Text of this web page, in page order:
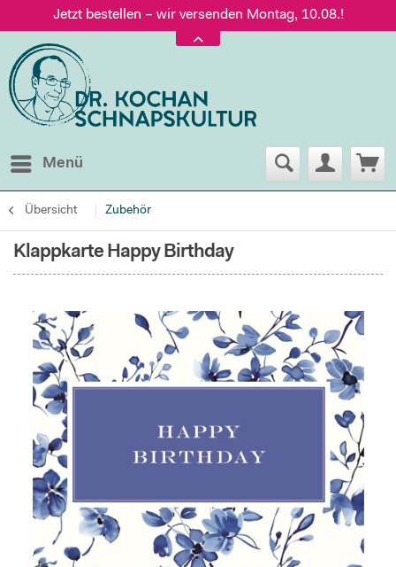
Jetzt bestellen – wir versenden Montag, 10.08.!
Versand nur 5,60 €, gratis ab 95 € Warenwert
Jetzt bestellen – wir versenden Montag, 10.08.!
Menü
Übersicht Zubehör
Klappkarte Happy Birthday